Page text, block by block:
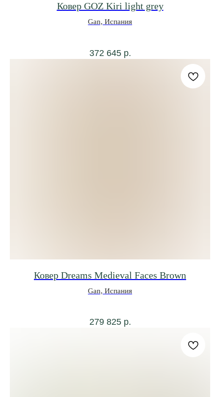
Ковер GOZ Kiri light grey
Gan, Испания
372 645 р.
Ковер Dreams Medieval Faces Brown
Gan, Испания
279 825 р.